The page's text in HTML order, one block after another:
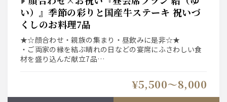
い）』季節の彩りと国産牛ステーキ 祝いづ
くしのお料理7品
★☆顔合わせ・親族の集まり・昼飲みに是非☆★
・ご両家の縁を結ぶ晴れの日などの宴席にふさわしい食
材を盛り込んだ献立7品
¥5,500〜8,000